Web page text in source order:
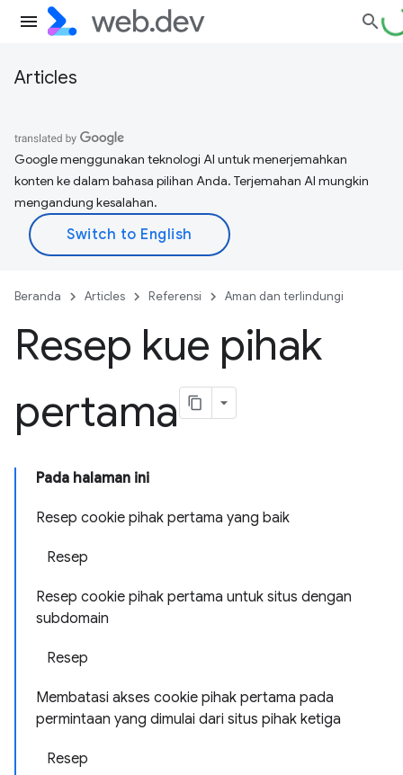
Articles
Google menggunakan teknologi AI untuk menerjemahkan
konten ke dalam bahasa pilihan Anda. Terjemahan AI mungkin
mengandung kesalahan.
Beranda Articles Referensi Aman dan terlindungi
Resep kue pihak
pertama
Pada halaman ini
Resep cookie pihak pertama yang baik
Resep
Resep cookie pihak pertama untuk situs dengan
subdomain
Resep
Membatasi akses cookie pihak pertama pada
permintaan yang dimulai dari situs pihak ketiga
Resep